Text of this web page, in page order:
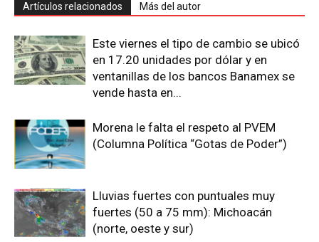
Artículos relacionados Más del autor
Este viernes el tipo de cambio se ubicó
en 17.20 unidades por dólar y en
ventanillas de los bancos Banamex se
vende hasta en...
Morena le falta el respeto al PVEM
(Columna Política “Gotas de Poder”)
Lluvias fuertes con puntuales muy
fuertes (50 a 75 mm): Michoacán
(norte, oeste y sur)